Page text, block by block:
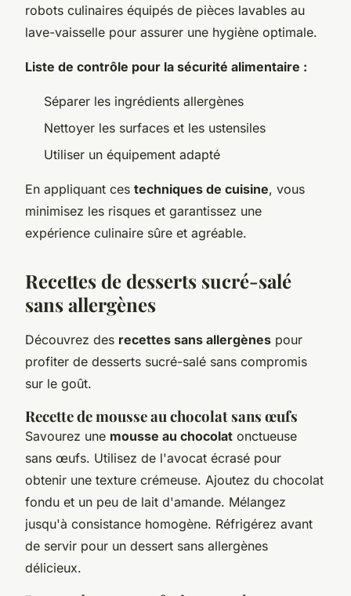
robots culinaires équipés de pièces lavables au
lave-vaisselle pour assurer une hygiène optimale.
Liste de contrôle pour la sécurité alimentaire :
Séparer les ingrédients allergènes
Nettoyer les surfaces et les ustensiles
Utiliser un équipement adapté
En appliquant ces techniques de cuisine, vous
minimisez les risques et garantissez une
expérience culinaire sûre et agréable.
Recettes de desserts sucré-salé
sans allergènes
Découvrez des recettes sans allergènes pour
profiter de desserts sucré-salé sans compromis
sur le goût.
Recette de mousse au chocolat sans œufs
Savourez une mousse au chocolat onctueuse
sans œufs. Utilisez de l'avocat écrasé pour
obtenir une texture crémeuse. Ajoutez du chocolat
fondu et un peu de lait d'amande. Mélangez
jusqu'à consistance homogène. Réfrigérez avant
de servir pour un dessert sans allergènes
délicieux.